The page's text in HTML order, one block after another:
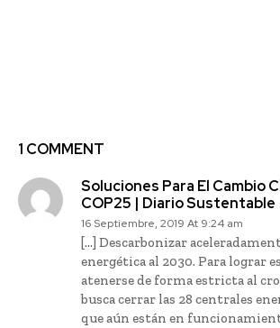
1 COMMENT
Soluciones Para El Cambio
COP25 | Diario Sustentable
16 Septiembre, 2019 At 9:24 am
[…] Descarbonizar
energética al 2030. Para lograr
atenerse de forma estricta al
busca cerrar las 28 centrales
que aún están en